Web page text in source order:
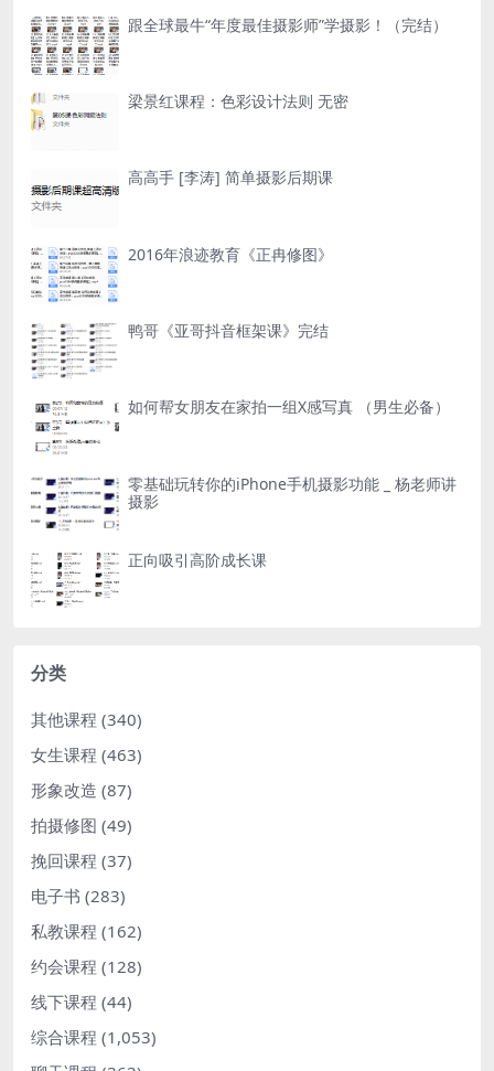
跟全球最牛“年度最佳摄影师”学摄影！（完结）
梁景红课程：色彩设计法则 无密
高高手 [李涛] 简单摄影后期课
2016年浪迹教育《正冉修图》
鸭哥《亚哥抖音框架课》完结
如何帮女朋友在家拍一组X感写真 （男生必备）
零基础玩转你的iPhone手机摄影功能 _ 杨老师讲
摄影
正向吸引高阶成长课
分类
其他课程 (340)
女生课程 (463)
形象改造 (87)
拍摄修图 (49)
挽回课程 (37)
电子书 (283)
私教课程 (162)
约会课程 (128)
线下课程 (44)
综合课程 (1,053)